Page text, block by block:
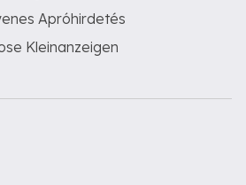
Apróhirdetés
Kleinanzeigen